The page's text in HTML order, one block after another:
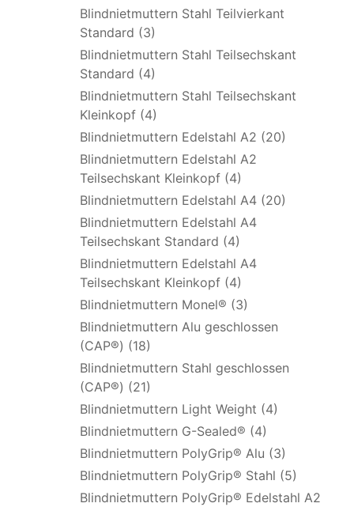
Blindnietmuttern Stahl Teilvierkant
Standard (3)
Blindnietmuttern Stahl Teilsechskant
Standard (4)
Blindnietmuttern Stahl Teilsechskant
Kleinkopf (4)
Blindnietmuttern Edelstahl A2 (20)
Blindnietmuttern Edelstahl A2
Teilsechskant Kleinkopf (4)
Blindnietmuttern Edelstahl A4 (20)
Blindnietmuttern Edelstahl A4
Teilsechskant Standard (4)
Blindnietmuttern Edelstahl A4
Teilsechskant Kleinkopf (4)
Blindnietmuttern Monel® (3)
Blindnietmuttern Alu geschlossen
(CAP®) (18)
Blindnietmuttern Stahl geschlossen
(CAP®) (21)
Blindnietmuttern Light Weight (4)
Blindnietmuttern G-Sealed® (4)
Blindnietmuttern PolyGrip® Alu (3)
Blindnietmuttern PolyGrip® Stahl (5)
Blindnietmuttern PolyGrip® Edelstahl A2